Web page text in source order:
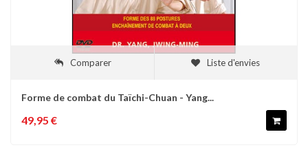
Comparer Liste d'envies
Forme de combat du Taïchi-Chuan - Yang...
49,95 €